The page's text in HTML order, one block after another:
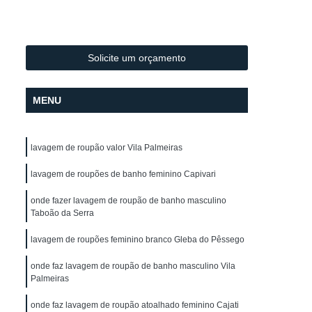
Lavagem de Toalha para Salão de Cabeleireiro
de Uniforme
Lavagem de Uniforme de Trabalho
de Uniforme Grande São Paulo
Lavagem de Uniforme São Paulo
Aluguel de Capa de Corte de Cabelo
Locação de Capa de Barbeiro
Solicite um orçamento
MENU
lavagem de roupão valor Vila Palmeiras
lavagem de roupões de banho feminino Capivari
onde fazer lavagem de roupão de banho masculino
Taboão da Serra
lavagem de roupões feminino branco Gleba do Pêssego
onde faz lavagem de roupão de banho masculino Vila
Palmeiras
onde faz lavagem de roupão atoalhado feminino Cajati